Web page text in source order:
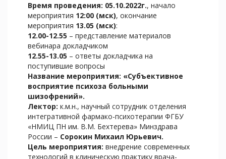
Время проведения: 05.10.2022г., начало
мероприятия 12:00 (мск), окончание
мероприятия 13.05 (мск):
12.00-12.55 – представление материалов
вебинара докладчиком
12.55-13.05 – ответы докладчика на
поступившие вопросы
Название мероприятия: «Субъективное
восприятие психоза больными
шизофрений».
Лектор: к.м.н., научный сотрудник отделения
интегративной фармако-психотерапии ФГБУ
«НМИЦ ПН им. В.М. Бехтерева» Минздрава
России – Сорокин Михаил Юрьевич.
Цель мероприятия: внедрение современных
технологий в клиническую практику врача-